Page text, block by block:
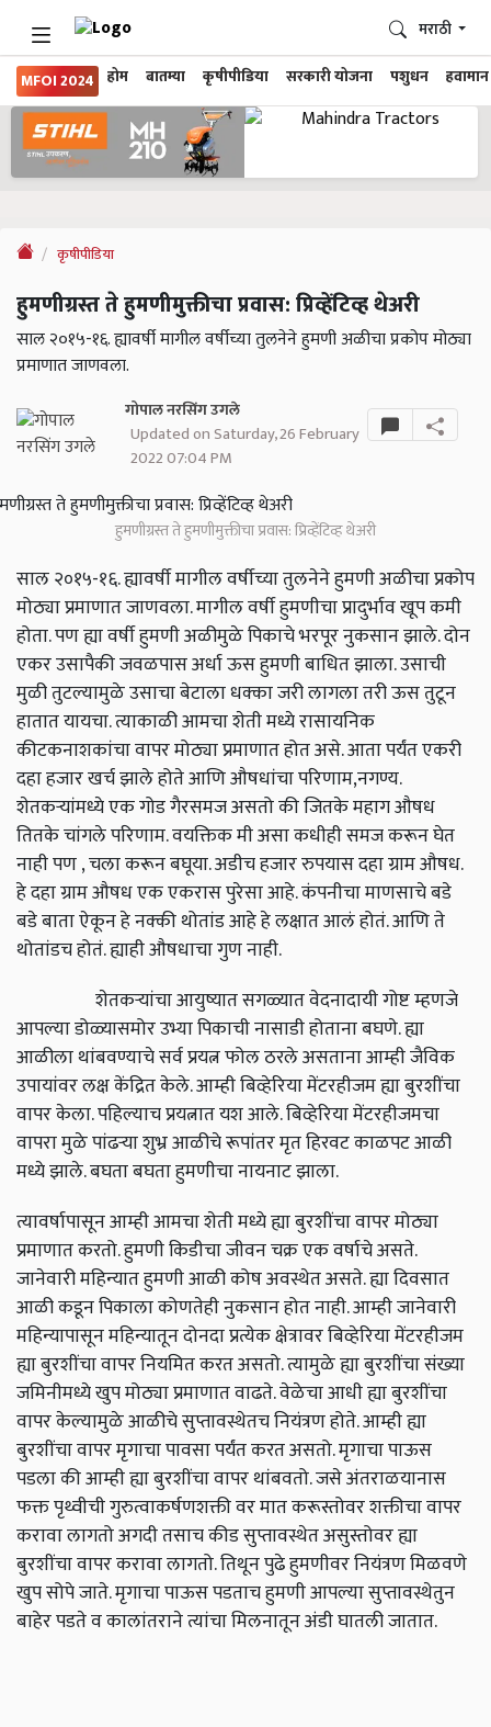
MFOI 2024 होम बातम्या कृषीपीडिया सरकारी योजना पशुधन हवामान
मराठी
कृषीपीडिया
हुमणीग्रस्त ते हुमणीमुक्तीचा प्रवास: प्रिव्हेंटिव्ह थेअरी
साल २०१५-१६. ह्यावर्षी मागील वर्षीच्या तुलनेने हुमणी अळीचा प्रकोप मोठ्या
प्रमाणात जाणवला.
गोपाल नरसिंग उगले
Updated on Saturday, 26 February
2022 07:04 PM
हुमणीग्रस्त ते हुमणीमुक्तीचा प्रवास: प्रिव्हेंटिव्ह थेअरी
साल २०१५-१६. ह्यावर्षी मागील वर्षीच्या तुलनेने हुमणी अळीचा प्रकोप
मोठ्या प्रमाणात जाणवला. मागील वर्षी हुमणीचा प्रादुर्भाव खूप कमी
होता. पण ह्या वर्षी हुमणी अळीमुळे पिकाचे भरपूर नुकसान झाले. दोन
एकर उसापैकी जवळपास अर्धा ऊस हुमणी बाधित झाला. उसाची
मुळी तुटल्यामुळे उसाचा बेटाला धक्का जरी लागला तरी ऊस तुटून
हातात यायचा. त्याकाळी आमचा शेती मध्ये रासायनिक
कीटकनाशकांचा वापर मोठ्या प्रमाणात होत असे. आता पर्यंत एकरी
दहा हजार खर्च झाले होते आणि औषधांचा परिणाम,नगण्य.
शेतकऱ्यांमध्ये एक गोड गैरसमज असतो की जितके महाग औषध
तितके चांगले परिणाम. वयक्तिक मी असा कधीही समज करून घेत
नाही पण , चला करून बघूया. अडीच हजार रुपयास दहा ग्राम औषध.
हे दहा ग्राम औषध एक एकरास पुरेसा आहे. कंपनीचा माणसाचे बडे
बडे बाता ऐकून हे नक्की थोतांड आहे हे लक्षात आलं होतं. आणि ते
थोतांडच होतं. ह्याही औषधाचा गुण नाही.
शेतकऱ्यांचा आयुष्यात सगळ्यात वेदनादायी गोष्ट म्हणजे
आपल्या डोळ्यासमोर उभ्या पिकाची नासाडी होताना बघणे. ह्या
आळीला थांबवण्याचे सर्व प्रयत्न फोल ठरले असताना आम्ही जैविक
उपायांवर लक्ष केंद्रित केले. आम्ही बिव्हेरिया मेंटरहीजम ह्या बुरशींचा
वापर केला. पहिल्याच प्रयत्नात यश आले. बिव्हेरिया मेंटरहीजमचा
वापरा मुळे पांढऱ्या शुभ्र आळीचे रूपांतर मृत हिरवट काळपट आळी
मध्ये झाले. बघता बघता हुमणीचा नायनाट झाला.
त्यावर्षापासून आम्ही आमचा शेती मध्ये ह्या बुरशींचा वापर मोठ्या
प्रमाणात करतो. हुमणी किडीचा जीवन चक्र एक वर्षाचे असते.
जानेवारी महिन्यात हुमणी आळी कोष अवस्थेत असते. ह्या दिवसात
आळी कडून पिकाला कोणतेही नुकसान होत नाही. आम्ही जानेवारी
महिन्यापासून महिन्यातून दोनदा प्रत्येक क्षेत्रावर बिव्हेरिया मेंटरहीजम
ह्या बुरशींचा वापर नियमित करत असतो. त्यामुळे ह्या बुरशींचा संख्या
जमिनीमध्ये खुप मोठ्या प्रमाणात वाढते. वेळेचा आधी ह्या बुरशींचा
वापर केल्यामुळे आळीचे सुप्तावस्थेतच नियंत्रण होते. आम्ही ह्या
बुरशींचा वापर मृगाचा पावसा पर्यंत करत असतो. मृगाचा पाऊस
पडला की आम्ही ह्या बुरशींचा वापर थांबवतो. जसे अंतराळयानास
फक्त पृथ्वीची गुरुत्वाकर्षणशक्ती वर मात करूस्तोवर शक्तीचा वापर
करावा लागतो अगदी तसाच कीड सुप्तावस्थेत असुस्तोवर ह्या
बुरशींचा वापर करावा लागतो. तिथून पुढे हुमणीवर नियंत्रण मिळवणे
खुप सोपे जाते. मृगाचा पाऊस पडताच हुमणी आपल्या सुप्तावस्थेतुन
बाहेर पडते व कालांतराने त्यांचा मिलनातून अंडी घातली जातात.